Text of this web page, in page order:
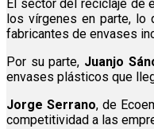
El sector del reciclaje de
los vírgenes en parte,
fabricantes de envases
Por su parte, Juanjo
envases plásticos que
Jorge Serrano, de
competitividad a las